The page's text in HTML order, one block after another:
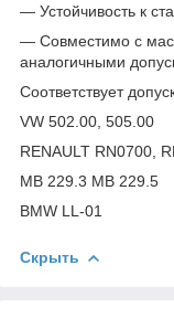
— Устойчивость к
— Совместимо с
аналогичными
Соответствует
VW 502.00, 505.00
RENAULT RN0700,
MB 229.3 MB 229.5
BMW LL-01
Скрыть